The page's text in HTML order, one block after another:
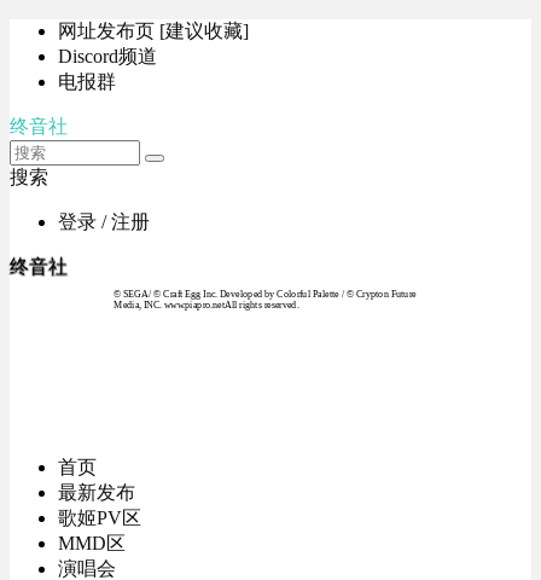
网址发布页 [建议收藏]
Discord频道
电报群
终音社
搜索
登录 / 注册
终音社
© SEGA / © Craft Egg Inc. Developed by Colorful Palette / © Crypton Future
Media, INC. www.piapro.netAll rights reserved.
首页
最新发布
歌姬PV区
MMD区
演唱会